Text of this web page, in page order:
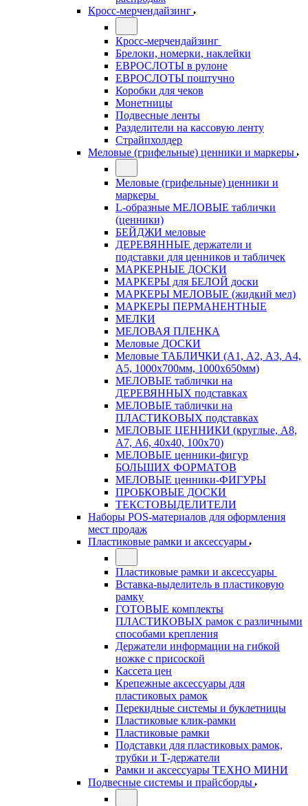
Кросс-мерчендайзинг
Кросс-мерчендайзинг
Брелоки, номерки, наклейки
ЕВРОСЛОТЫ в рулоне
ЕВРОСЛОТЫ поштучно
Коробки для чеков
Монетницы
Подвесные ленты
Разделители на кассовую ленту
Страйпхолдер
Меловые (грифельные) ценники и маркеры
Меловые (грифельные) ценники и
маркеры
L-образные МЕЛОВЫЕ таблички
(ценники)
БЕЙДЖИ меловые
ДЕРЕВЯННЫЕ держатели и
подставки для ценников и табличек
МАРКЕРНЫЕ ДОСКИ
МАРКЕРЫ для БЕЛОЙ доски
МАРКЕРЫ МЕЛОВЫЕ (жидкий мел)
МАРКЕРЫ ПЕРМАНЕНТНЫЕ
МЕЛКИ
МЕЛОВАЯ ПЛЕНКА
Меловые ДОСКИ
Меловые ТАБЛИЧКИ (А1, А2, А3, А4,
А5, 1000х700мм, 1000х650мм)
МЕЛОВЫЕ таблички на
ДЕРЕВЯННЫХ подставках
МЕЛОВЫЕ таблички на
ПЛАСТИКОВЫХ подставках
МЕЛОВЫЕ ЦЕННИКИ (круглые, А8,
А7, А6, 40х40, 100х70)
МЕЛОВЫЕ ценники-фигур
БОЛЬШИХ ФОРМАТОВ
МЕЛОВЫЕ ценники-ФИГУРЫ
ПРОБКОВЫЕ ДОСКИ
ТЕКСТОВЫДЕЛИТЕЛИ
Наборы POS-материалов для оформления
мест продаж
Пластиковые рамки и аксессуары
Пластиковые рамки и аксессуары
Вставка-выделитель в пластиковую
рамку
ГОТОВЫЕ комплекты
ПЛАСТИКОВЫХ рамок с различными
способами крепления
Держатели информации на гибкой
ножке с присоской
Кассета цен
Крепежные аксессуары для
пластиковых рамок
Перекидные системы и буклетницы
Пластиковые клик-рамки
Пластиковые рамки
Подставки для пластиковых рамок,
трубки и Т-держатели
Рамки и аксессуары ТЕХНО МИНИ
Подвесные системы и прайсборды